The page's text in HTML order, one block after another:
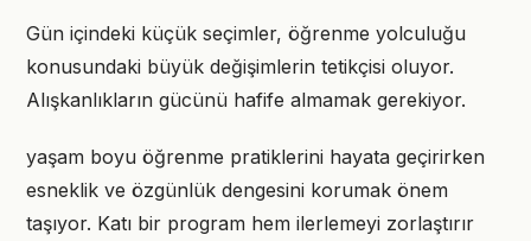
Gün içindeki küçük seçimler, öğrenme yolculuğu
konusundaki büyük değişimlerin tetikçisi oluyor.
Alışkanlıkların gücünü hafife almamak gerekiyor.
yaşam boyu öğrenme pratiklerini hayata geçirirken
esneklik ve özgünlük dengesini korumak önem
taşıyor. Katı bir program hem ilerlemeyi zorlaştırır